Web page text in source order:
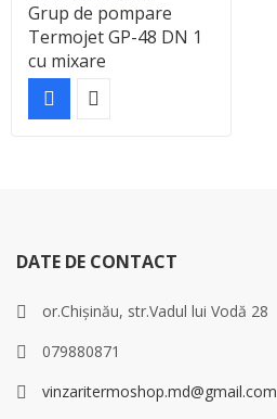
Grup de pompare
Termojet GP-48 DN 1
cu mixare
DATE DE CONTACT
or.Chișinău, str.Vadul lui Vodă 28
079880871
vinzaritermoshop.md@gmail.com